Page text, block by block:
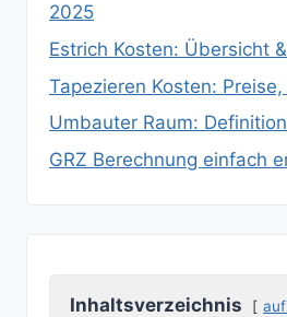
2025
Estrich Kosten: Übersicht
Tapezieren Kosten:
Umbauter Raum:
GRZ Berechnung einfach
Inhaltsverzeichnis